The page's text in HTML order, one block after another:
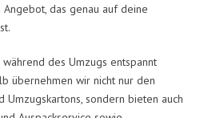
das genau auf deine
des Umzugs entspannt
übernehmen wir nicht nur den
sondern bieten auch